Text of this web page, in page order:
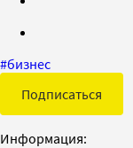
#бизнес
Подписаться
Информация: